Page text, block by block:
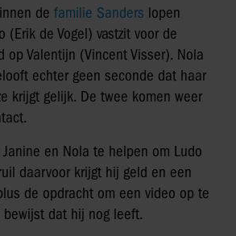
de familie Sanders lopen
(Erik de Vogel) vastzit voor de
op Valentijn (Vincent Visser). Nola
echter geen seconde dat haar
krijgt gelijk. De twee komen weer
en Nola te helpen om Ludo
daarvoor krijgt hij geld en een
de opdracht om een video op te
dat hij nog leeft.